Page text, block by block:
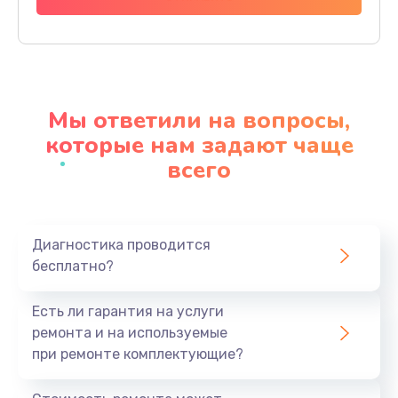
Заказать
Замена кнопки Home (домой)
Замена сканера отпечатка
Заказать
390 руб.
Мы ответили на вопросы,
которые нам задают чаще
всего
Диагностика проводится
бесплатно?
Есть ли гарантия на услуги
ремонта и на используемые
при ремонте комплектующие?